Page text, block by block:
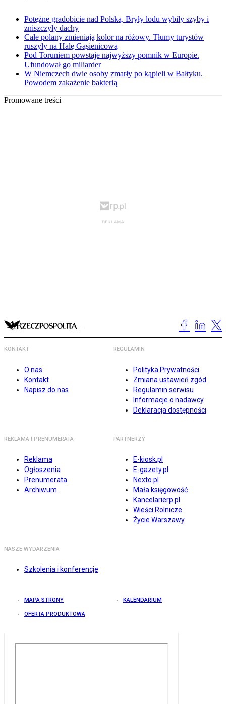
Potężne gradobicie nad Polską. Bryły lodu wybiły szyby i
zniszczyły dachy
Całe polany zmieniają kolor na różowy. Tłumy turystów
ruszyły na Halę Gąsienicową
Pod Toruniem powstaje najwyższy pomnik w Europie.
Ufundował go miliarder
W Niemczech dwie osoby zmarły po kąpieli w Bałtyku.
Powodem zakażenie bakterią
Promowane treści
KONTAKT
O nas
Kontakt
Napisz do nas
REGULAMIN
Polityka Prywatności
Zmiana ustawień zgód
Regulamin serwisu
Informacje o nadawcy
Deklaracja dostępności
REKLAMA I PRENUMERATA
Reklama
Ogłoszenia
Prenumerata
Archiwum
PARTNERZY
E-kiosk.pl
E-gazety.pl
Nexto.pl
Mała księgowość
Kancelarierp.pl
Wieści Rolnicze
Życie Warszawy
NASZE WYDARZENIA
Szkolenia i konferencje
MAPA STRONY KALENDARIUM
OFERTA PRODUKTOWA